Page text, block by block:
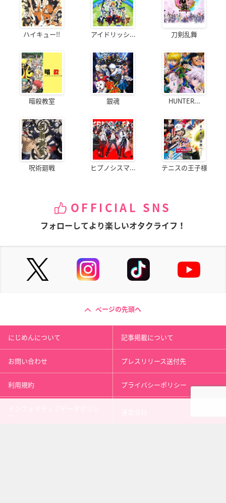
ハイキュー!! アイドリッシ... 刀剣乱舞
暗殺教室 銀魂 HUNTER...
呪術廻戦 ヒプノシスマ... テニスの王子様
OFFICIAL SNS
フォローしてより楽しいオタクライフ！
ページの先頭へ
にじめんについて 記事掲載について
お問い合わせ プレスリリース送付先
利用規約 プライバシーポリシー